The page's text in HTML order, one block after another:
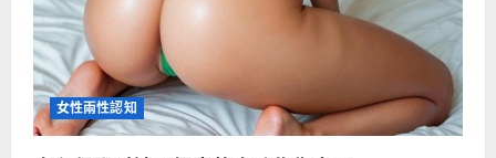
女性兩性認知